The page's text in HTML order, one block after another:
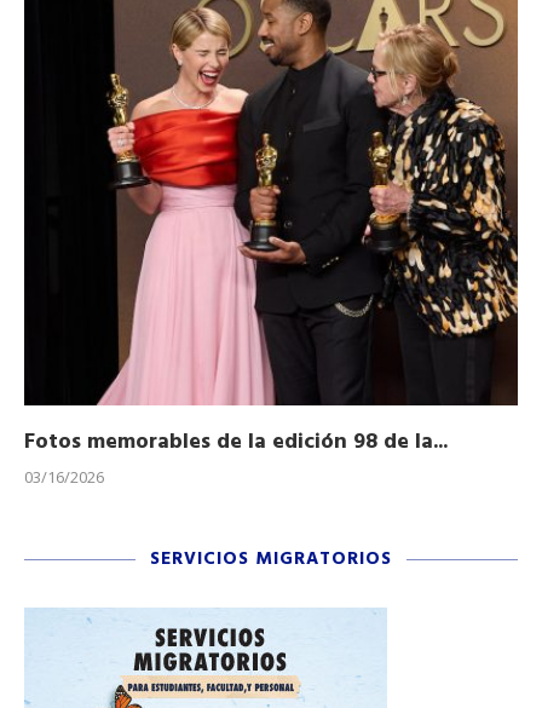
Fotos memorables de la edición 98 de la...
03/16/2026
SERVICIOS MIGRATORIOS